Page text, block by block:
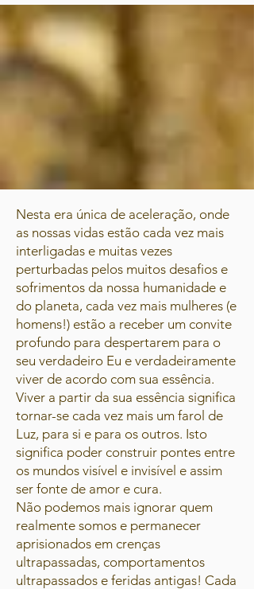
Nesta era única de aceleração, onde
as nossas vidas estão cada vez mais
interligadas e muitas vezes
perturbadas pelos muitos desafios e
sofrimentos da nossa humanidade e
do planeta, cada vez mais mulheres (e
homens!) estão a receber um convite
profundo para despertarem para o
seu verdadeiro Eu e verdadeiramente
viver de acordo com sua essência.
Viver a partir da sua essência significa
tornar-se cada vez mais um farol de
Luz, para si e para os outros. Isto
significa poder construir pontes entre
os mundos visível e invisível e assim
ser fonte de amor e cura.
Não podemos mais ignorar quem
realmente somos e permanecer
aprisionados em crenças
ultrapassadas, comportamentos
ultrapassados e feridas antigas! Cada